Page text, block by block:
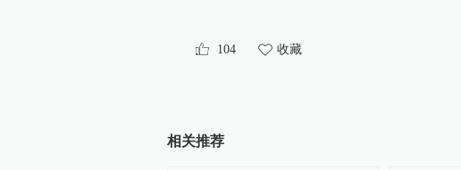
104 收藏
相关推荐